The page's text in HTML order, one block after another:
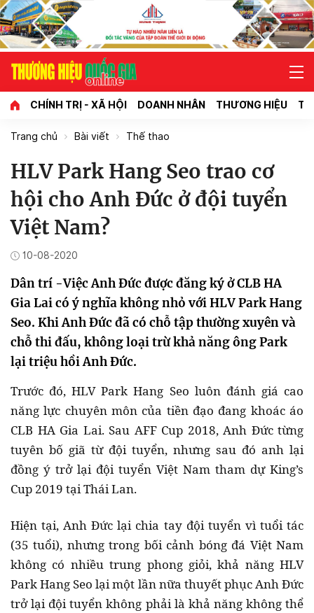
CHÍNH TRỊ - XÃ HỘI DOANH NHÂN THƯƠNG HIỆU
Trang chủ Bài viết Thế thao
HLV Park Hang Seo trao cơ
hội cho Anh Đức ở đội tuyển
Việt Nam?
10-08-2020
Dân trí -Việc Anh Đức được đăng ký ở CLB HA
Gia Lai có ý nghĩa không nhỏ với HLV Park Hang
Seo. Khi Anh Đức đã có chỗ tập thường xuyên và
chỗ thi đấu, không loại trừ khả năng ông Park
lại triệu hồi Anh Đức.
Trước đó, HLV Park Hang Seo luôn đánh giá cao
năng lực chuyên môn của tiền đạo đang khoác áo
CLB HA Gia Lai. Sau AFF Cup 2018, Anh Đức từng
tuyên bố giã từ đội tuyển, nhưng sau đó anh lại
đồng ý trở lại đội tuyển Việt Nam tham dự King’s
Cup 2019 tại Thái Lan.
Hiện tại, Anh Đức lại chia tay đội tuyển vì tuổi tác
(35 tuổi), nhưng trong bối cảnh bóng đá Việt Nam
không có nhiều trung phong giỏi, khả năng HLV
Park Hang Seo lại một lần nữa thuyết phục Anh Đức
trở lại đội tuyển không phải là khả năng không thể